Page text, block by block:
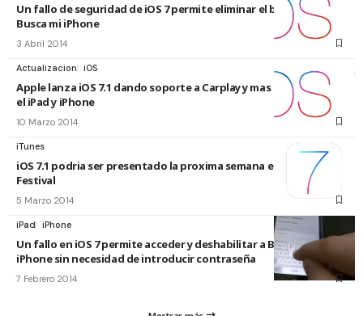
Un fallo de seguridad de iOS 7 permite eliminar el bloqueo de
Busca mi iPhone
3 Abril 2014
Actualizacion iOS
Apple lanza iOS 7.1 dando soporte a Carplay y mas novedades en
el iPad y iPhone
10 Marzo 2014
iTunes
iOS 7.1 podria ser presentado la proxima semana en el iTunes
Festival
5 Marzo 2014
iPad iPhone
Un fallo en iOS 7 permite acceder y deshabilitar a Busca mi
iPhone sin necesidad de introducir contraseña
7 Febrero 2014